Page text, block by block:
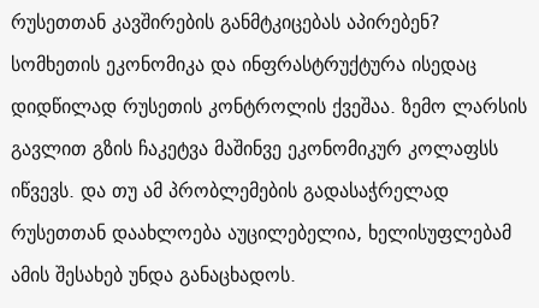
რუსეთთან კავშირების განმტკიცებას აპირებენ?
სომხეთის ეკონომიკა და ინფრასტრუქტურა ისედაც
დიდწილად რუსეთის კონტროლის ქვეშაა. ზემო ლარსის
გავლით გზის ჩაკეტვა მაშინვე ეკონომიკურ კოლაფსს
იწვევს. და თუ ამ პრობლემების გადასაჭრელად
რუსეთთან დაახლოება აუცილებელია, ხელისუფლებამ
ამის შესახებ უნდა განაცხადოს.